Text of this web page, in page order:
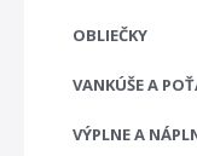
OBLIEČKY
VANKÚŠE A
VÝPLNE A